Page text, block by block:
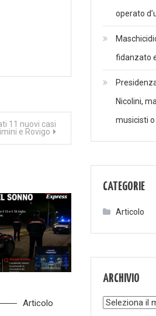
11 nuovi casi
e Rovigo
Articolo
operato
fidanzato
Nicolini,
musicisti
CATEGORIE
Articolo
ARCHIVIO
Archivio